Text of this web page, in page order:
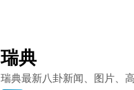
瑞典
瑞典最新八卦新闻、图片、高